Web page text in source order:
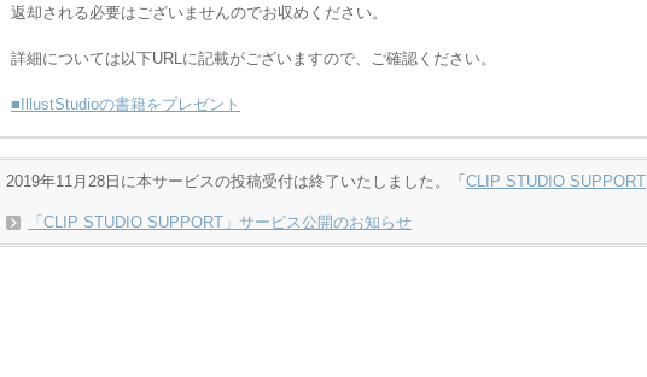
返却される必要はございませんのでお収めください。
詳細については以下URLに記載がございますので、ご確認ください。
■IllustStudioの書籍をプレゼント
2019年11月28日に本サービスの投稿受付は終了いたしました。「CLIP STUDIO SUPPORT
「CLIP STUDIO SUPPORT」サービス公開のお知らせ